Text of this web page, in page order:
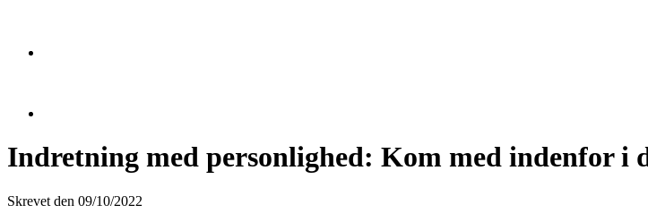
Indretning med personlighed: Kom med indenfor i
Skrevet den 09/10/2022